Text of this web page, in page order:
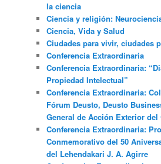
la ciencia
Ciencia y religión:
Ciencia, Vida y Salud
Ciudades para vivir, ciudades
Conferencia Extraordinaria
Conferencia Extraordinaria:
Propiedad Intelectual”
Conferencia Extraordinaria:
Fórum Deusto, Deusto
General de Acción Exterior del
Conferencia Extraordinaria:
Conmemorativo del 50
del Lehendakari J. A. Agirre